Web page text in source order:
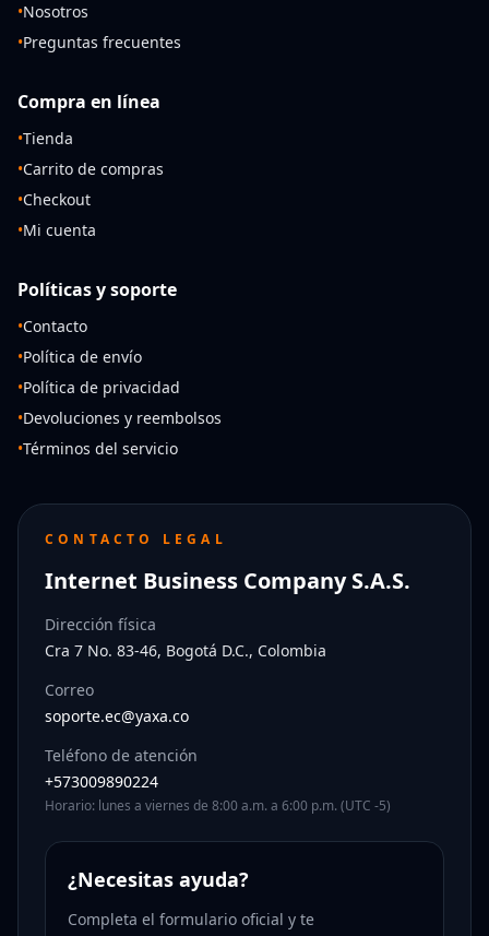
•Nosotros
•Preguntas frecuentes
Compra en línea
•Tienda
•Carrito de compras
•Checkout
•Mi cuenta
Políticas y soporte
•Contacto
•Política de envío
•Política de privacidad
•Devoluciones y reembolsos
•Términos del servicio
CONTACTO LEGAL
Internet Business Company S.A.S.
Dirección física
Cra 7 No. 83-46, Bogotá D.C., Colombia
Correo
soporte.ec@yaxa.co
Teléfono de atención
+573009890224
Horario: lunes a viernes de 8:00 a.m. a 6:00 p.m. (UTC -5)
¿Necesitas ayuda?
Completa el formulario oficial y te